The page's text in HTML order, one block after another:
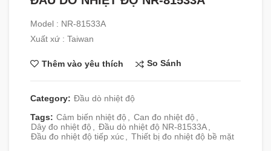
Model : NR-81533A
Xuất xứ : Taiwan
Thêm vào yêu thích So Sánh
Category: Đầu dò nhiệt độ
Tags: Cảm biến nhiệt độ Can đo nhiệt độ
Dây đo nhiệt độ
Đầu dò nhiệt độ NR-81533A
Đầu đo nhiệt độ tiếp xúc
Thiết bị đo nhiệt độ bề mặt